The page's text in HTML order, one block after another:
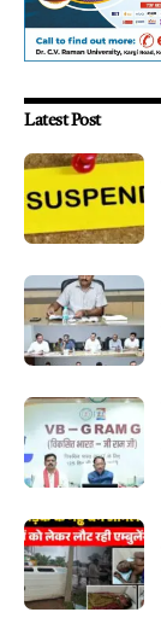
Latest Post